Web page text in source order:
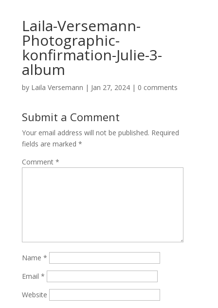
Laila-Versemann-
Photographic-
konfirmation-Julie-3-
album
by Laila Versemann | Jan 27, 2024| 0 comments
Submit a Comment
Your email address will not be published. Required
fields are marked *
Comment *
Name *
Email *
Website